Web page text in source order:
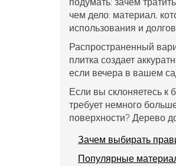
чем дело: материал,
использования и
Распространенный
плитка создает
если вечера в вашем
Если вы склоняетесь к
требует немного
поверхности? Дерево
Зачем выбирать
Популярные